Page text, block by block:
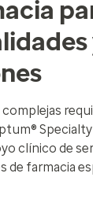
Specialty
clínico de
de farmacia